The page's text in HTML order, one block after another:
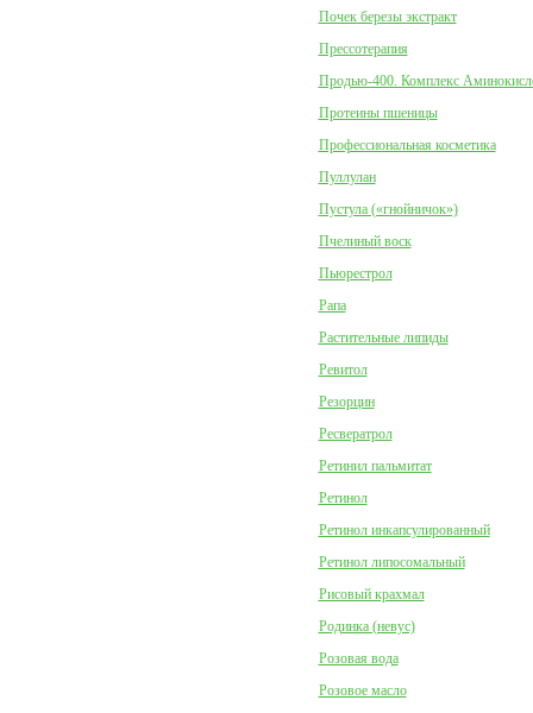
Почек березы экстракт
Прессотерапия
Продью-400. Комплекс
Протеины пшеницы
Профессиональная косметика
Пуллулан
Пустула («гнойничок»)
Пчелиный воск
Пьюрестрол
Рапа
Растительные липиды
Ревитол
Резорцин
Ресвератрол
Ретинил пальмитат
Ретинол
Ретинол инкапсулированный
Ретинол липосомальный
Рисовый крахмал
Родинка (невус)
Розовая вода
Розовое масло